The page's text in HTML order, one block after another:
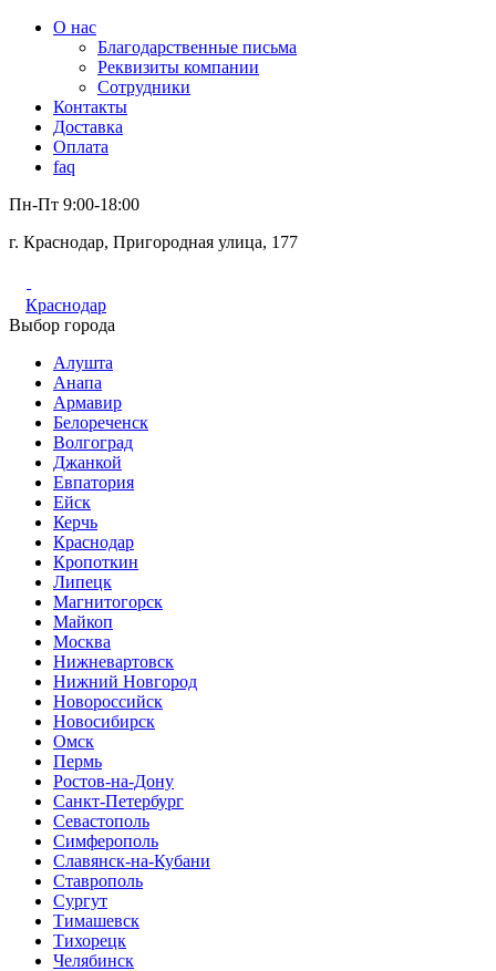
О нас
Благодарственные письма
Реквизиты компании
Сотрудники
Контакты
Доставка
Оплата
faq
Пн-Пт 9:00-18:00
г. Краснодар, Пригородная улица, 177
Краснодар
Выбор города
Алушта
Анапа
Армавир
Белореченск
Волгоград
Джанкой
Евпатория
Ейск
Керчь
Краснодар
Кропоткин
Липецк
Магнитогорск
Майкоп
Москва
Нижневартовск
Нижний Новгород
Новороссийск
Новосибирск
Омск
Пермь
Ростов-на-Дону
Санкт-Петербург
Севастополь
Симферополь
Славянск-на-Кубани
Ставрополь
Сургут
Тимашевск
Тихорецк
Челябинск